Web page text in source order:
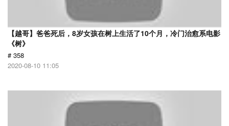
【越哥】爸爸死后，8岁女孩在树上生活了10个月，冷门治愈系电影
《树》
# 358
2020-08-10 11:05